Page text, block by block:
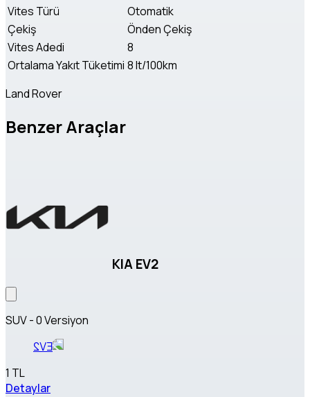
Vites Türü
Otomatik
Çekiş
Önden Çekiş
Vites Adedi
8
Ortalama Yakıt Tüketimi 8 lt/100km
Land Rover
Benzer Araçlar
KIA EV2
SUV - 0 Versiyon
1 TL
Detaylar